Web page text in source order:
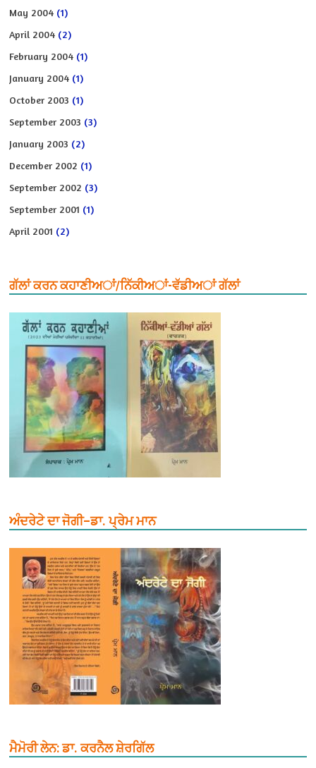
May 2004 (1)
April 2004 (2)
February 2004 (1)
January 2004 (1)
October 2003 (1)
September 2003 (3)
January 2003 (2)
December 2002 (1)
September 2002 (3)
September 2001 (1)
April 2001 (2)
ਗੱਲਾਂ ਕਰਨ ਕਹਾਣੀਅਾਂ/ਨਿੱਕੀਅਾਂ-ਵੱਡੀਅਾਂ ਗੱਲਾਂ
ਅੰਦਰੇਟੇ ਦਾ ਜੋਗੀ–ਡਾ. ਪ੍ਰੇਮ ਮਾਨ
ਮੈਮੋਰੀ ਲੇਨ: ਡਾ. ਕਰਨੈਲ ਸ਼ੇਰਗਿੱਲ